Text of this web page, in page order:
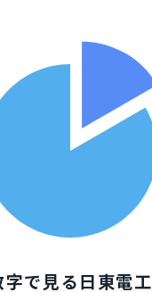
字で見る日東電工